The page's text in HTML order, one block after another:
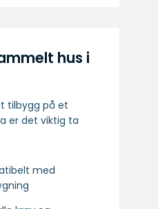
hus i
tilbygg på et
er det viktig ta
med